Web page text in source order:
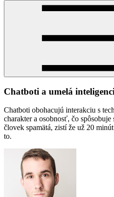
Chatboti a umelá
Chatboti obohacujú interakciu s
charakter a osobnosť, čo
človek spamätá, zistí že už 20
to.